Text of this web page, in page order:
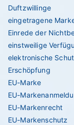
Duftzwillinge
eingetragene
Einrede der
einstweilige
elektronische
Erschöpfung
EU-Marke
EU-
EU-Markenrecht
EU-Markenschutz